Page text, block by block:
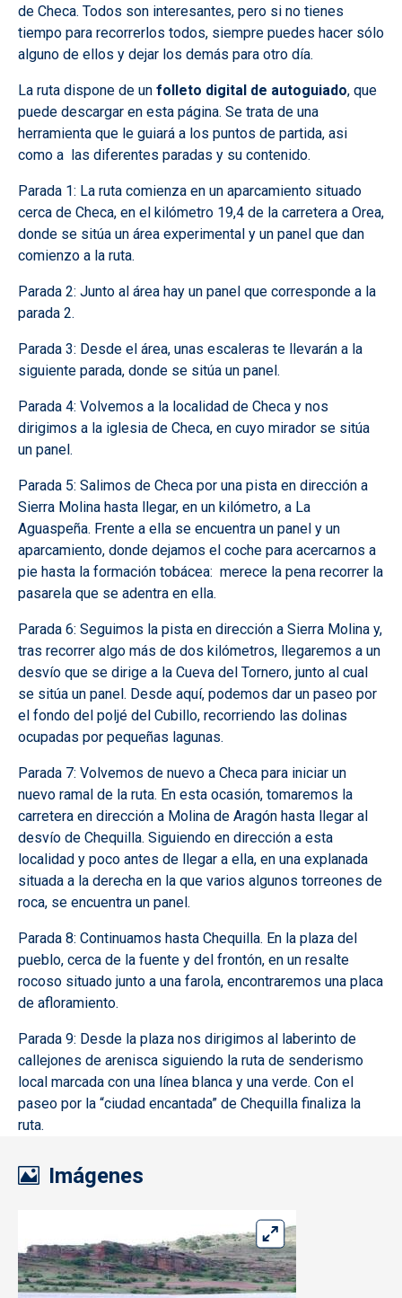
de Checa. Todos son interesantes, pero si no tienes
tiempo para recorrerlos todos, siempre puedes hacer sólo
alguno de ellos y dejar los demás para otro día.
La ruta dispone de un folleto digital de autoguiado, que
puede descargar en esta página. Se trata de una
herramienta que le guiará a los puntos de partida, asi
como a las diferentes paradas y su contenido.
Parada 1: La ruta comienza en un aparcamiento situado
cerca de Checa, en el kilómetro 19,4 de la carretera a Orea,
donde se sitúa un área experimental y un panel que dan
comienzo a la ruta.
Parada 2: Junto al área hay un panel que corresponde a la
parada 2.
Parada 3: Desde el área, unas escaleras te llevarán a la
siguiente parada, donde se sitúa un panel.
Parada 4: Volvemos a la localidad de Checa y nos
dirigimos a la iglesia de Checa, en cuyo mirador se sitúa
un panel.
Parada 5: Salimos de Checa por una pista en dirección a
Sierra Molina hasta llegar, en un kilómetro, a La
Aguaspeña. Frente a ella se encuentra un panel y un
aparcamiento, donde dejamos el coche para acercarnos a
pie hasta la formación tobácea: merece la pena recorrer la
pasarela que se adentra en ella.
Parada 6: Seguimos la pista en dirección a Sierra Molina y,
tras recorrer algo más de dos kilómetros, llegaremos a un
desvío que se dirige a la Cueva del Tornero, junto al cual
se sitúa un panel. Desde aquí, podemos dar un paseo por
el fondo del poljé del Cubillo, recorriendo las dolinas
ocupadas por pequeñas lagunas.
Parada 7: Volvemos de nuevo a Checa para iniciar un
nuevo ramal de la ruta. En esta ocasión, tomaremos la
carretera en dirección a Molina de Aragón hasta llegar al
desvío de Chequilla. Siguiendo en dirección a esta
localidad y poco antes de llegar a ella, en una explanada
situada a la derecha en la que varios algunos torreones de
roca, se encuentra un panel.
Parada 8: Continuamos hasta Chequilla. En la plaza del
pueblo, cerca de la fuente y del frontón, en un resalte
rocoso situado junto a una farola, encontraremos una placa
de afloramiento.
Parada 9: Desde la plaza nos dirigimos al laberinto de
callejones de arenisca siguiendo la ruta de senderismo
local marcada con una línea blanca y una verde. Con el
paseo por la “ciudad encantada” de Chequilla finaliza la
ruta.
Imágenes